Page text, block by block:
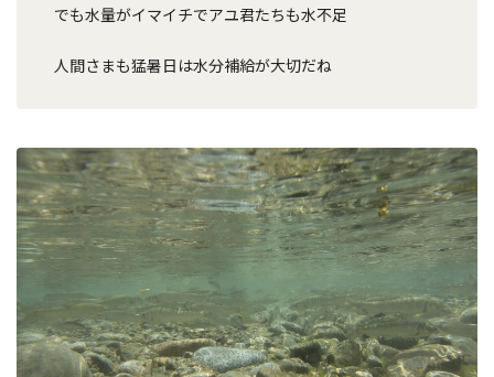
でも水量がイマイチでアユ君たちも水不足
人間さまも猛暑日は水分補給が大切だね